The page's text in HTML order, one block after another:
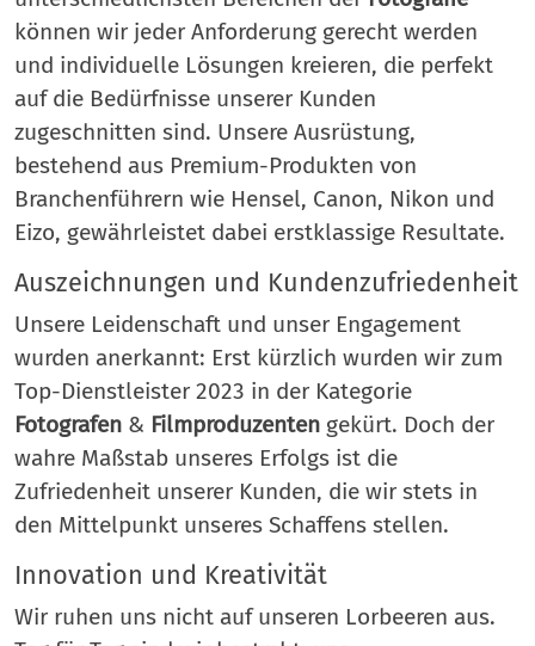
können wir jeder Anforderung gerecht werden
und individuelle Lösungen kreieren, die perfekt
auf die Bedürfnisse unserer Kunden
zugeschnitten sind. Unsere Ausrüstung,
bestehend aus Premium-Produkten von
Branchenführern wie Hensel, Canon, Nikon und
Eizo, gewährleistet dabei erstklassige Resultate.
Auszeichnungen und Kundenzufriedenheit
Unsere Leidenschaft und unser Engagement
wurden anerkannt: Erst kürzlich wurden wir zum
Top-Dienstleister 2023 in der Kategorie
Fotografen & Filmproduzenten gekürt. Doch der
wahre Maßstab unseres Erfolgs ist die
Zufriedenheit unserer Kunden, die wir stets in
den Mittelpunkt unseres Schaffens stellen.
Innovation und Kreativität
Wir ruhen uns nicht auf unseren Lorbeeren aus.